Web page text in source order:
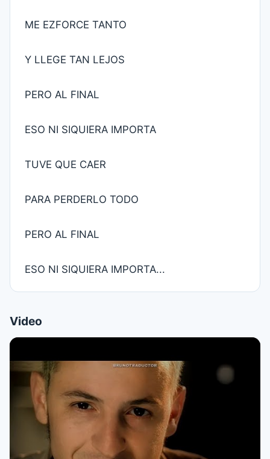
ME EZFORCE TANTO
Y LLEGE TAN LEJOS
PERO AL FINAL
ESO NI SIQUIERA IMPORTA
TUVE QUE CAER
PARA PERDERLO TODO
PERO AL FINAL
ESO NI SIQUIERA IMPORTA...
Video